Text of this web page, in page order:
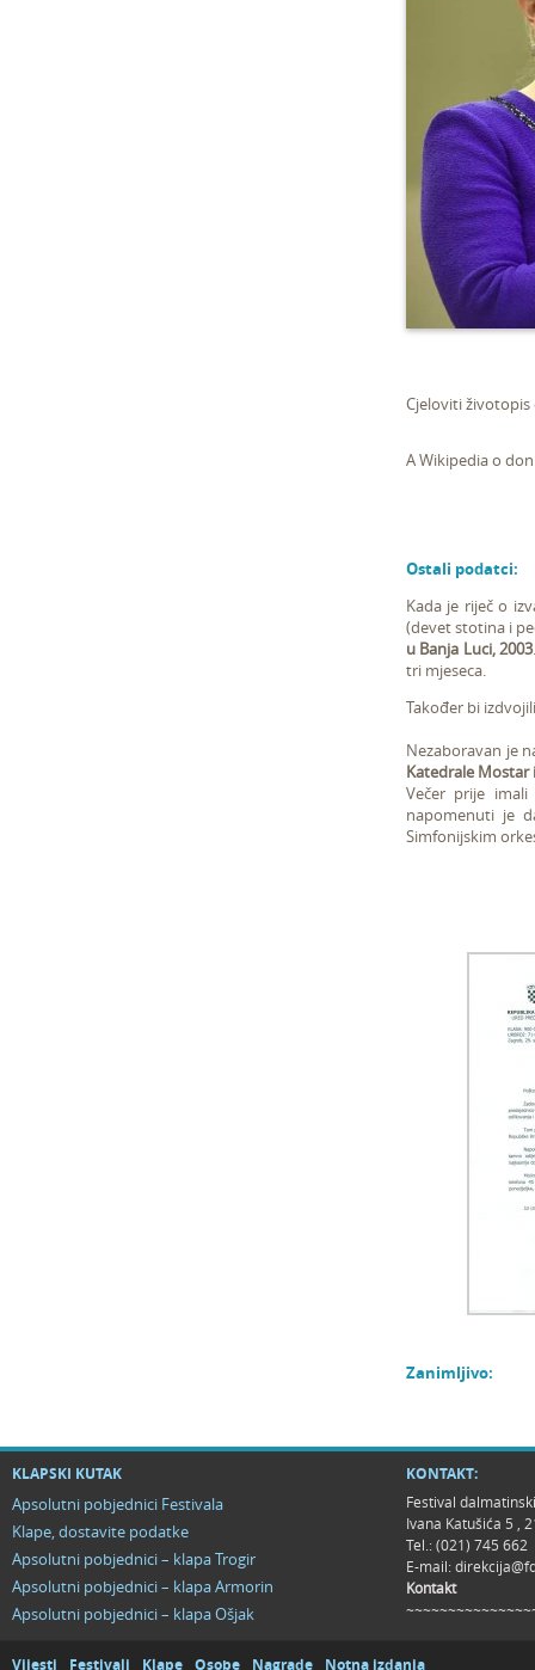
Cjeloviti
A Wikipedia o
Ostali podatci:
Kada je riječ o
(devet stotina i
u Banja Luci, 2003
tri mjeseca.
Također bi
Nezaboravan je
Katedrale
Večer prije
napomenuti je
Simfonijskim
Zanimljivo:
KLAPSKI KUTAK
Apsolutni pobjednici Festivala
Klape, dostavite podatke
Apsolutni pobjednici – klapa Trogir
Apsolutni pobjednici – klapa Armorin
Apsolutni pobjednici – klapa Ošjak
KONTAKT:
Festival
Ivana Katušića 5 ,
Tel.: (021) 745 662
E-mail:
Kontakt
Vijesti Festivali Klape Osobe Nagrade Notna izdanja